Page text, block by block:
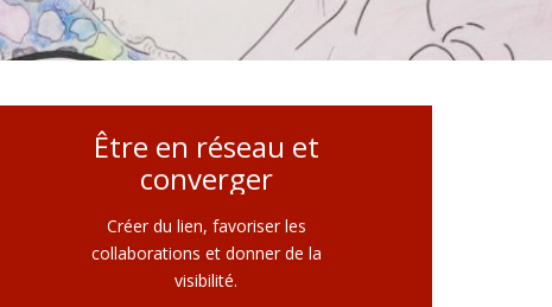
Être en réseau et
converger
Créer du lien, favoriser les
collaborations et donner de la
visibilité.